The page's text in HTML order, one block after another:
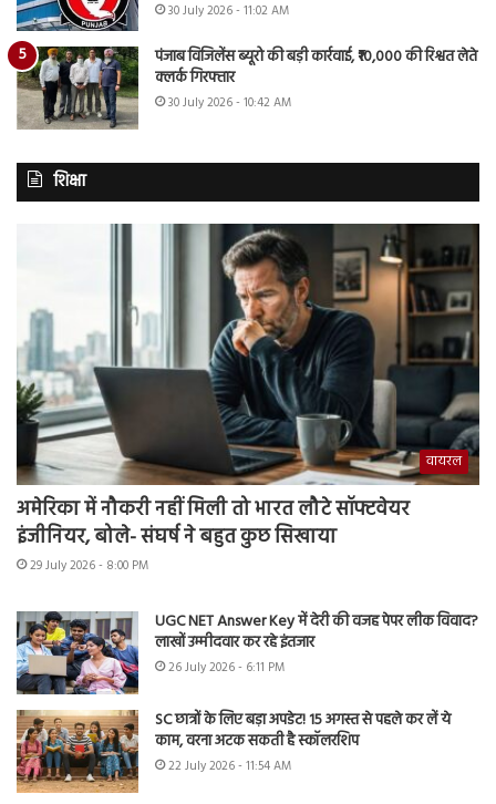
30 July 2026 - 11:02 AM
पंजाब विजिलेंस ब्यूरो की बड़ी कार्रवाई, ₹10,000 की रिश्वत लेते
क्लर्क गिरफ्तार
30 July 2026 - 10:42 AM
शिक्षा
वायरल
अमेरिका में नौकरी नहीं मिली तो भारत लौटे सॉफ्टवेयर
इंजीनियर, बोले- संघर्ष ने बहुत कुछ सिखाया
29 July 2026 - 8:00 PM
UGC NET Answer Key में देरी की वजह पेपर लीक विवाद?
लाखों उम्मीदवार कर रहे इंतजार
26 July 2026 - 6:11 PM
SC छात्रों के लिए बड़ा अपडेट! 15 अगस्त से पहले कर लें ये
काम, वरना अटक सकती है स्कॉलरशिप
22 July 2026 - 11:54 AM